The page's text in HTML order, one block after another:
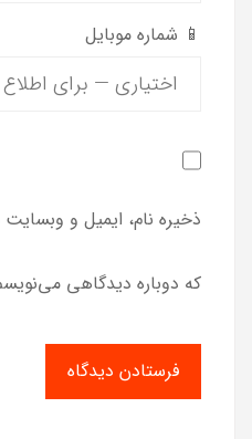
📱 شماره موبایل
ذخیره نام، ایمیل و
که دوباره دیدگاهی